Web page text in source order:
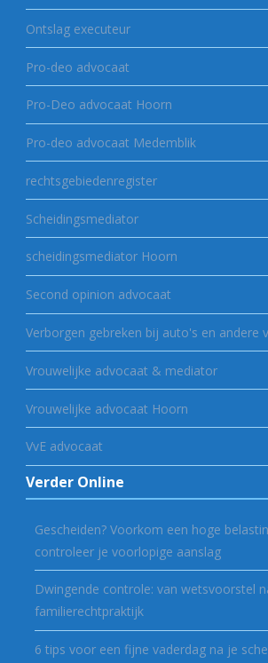
Ontslag executeur
Pro-deo advocaat
Pro-Deo advocaat Hoorn
Pro-deo advocaat Medemblik
rechtsgebiedenregister
Scheidingsmediator
scheidingsmediator Hoorn
Second opinion advocaat
Verborgen gebreken bij auto's en andere
Vrouwelijke advocaat & mediator
Vrouwelijke advocaat Hoorn
VvE advocaat
Verder Online
Gescheiden? Voorkom een hoge
controleer je voorlopige aanslag
Dwingende controle: van wetsvoorstel
familierechtpraktijk
6 tips voor een fijne vaderdag na je